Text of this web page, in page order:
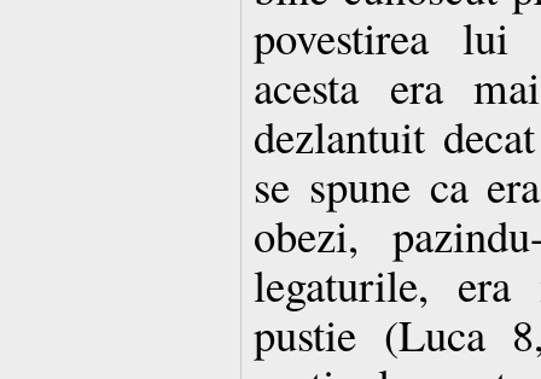
povestirea
acesta era
dezlantuit
se spune ca
obezi,
legaturile,
pustie (Luca